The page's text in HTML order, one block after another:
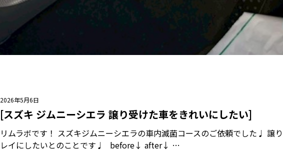
2026年5月6日
[スズキ ジムニーシエラ 譲り受けた車をきれいにしたい]
リムラボです！ スズキジムニーシエラの車内滅菌コースのご依頼でした♩ 譲
レイにしたいとのことです♩ before↓ after↓ …